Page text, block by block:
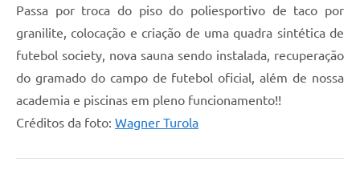
Passa por troca do piso do poliesportivo de taco por
granilite, colocação e criação de uma quadra sintética de
futebol society, nova sauna sendo instalada, recuperação
do gramado do campo de futebol oficial, além de nossa
academia e piscinas em pleno funcionamento!!
Créditos da foto: Wagner Turola